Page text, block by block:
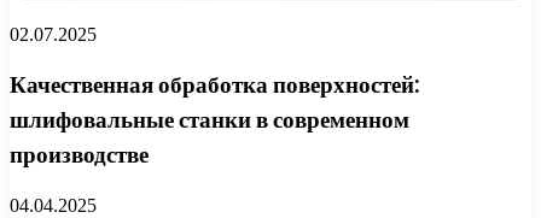
02.07.2025
Качественная обработка поверхностей:
шлифовальные станки в современном
производстве
04.04.2025